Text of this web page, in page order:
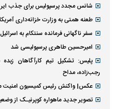
شانس مجدد پرسپولیس برای جذب
طعنه همتی به وزارت خزانه‌داری
سفر ناگهانی فرمانده سنتکام به اسرائیل
امیرحسین طاهری پرسپولیسی شد
پلیس: تشکیل تیم کارآگاهان
رجب‌زاده، مداح
عکس| واکنش رئیس کمیسیون امنیت
تصویر جدید ماهواره کوپرنیـک از